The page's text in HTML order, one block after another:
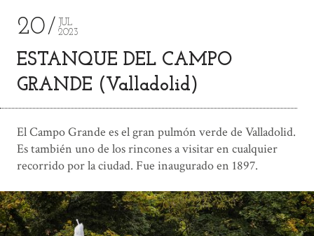
20
JUL
2023
ESTANQUE DEL CAMPO
GRANDE (Valladolid)
El Campo Grande es el gran pulmón verde de Valladolid.
Es también uno de los rincones a visitar en cualquier
recorrido por la ciudad. Fue inaugurado en 1897.